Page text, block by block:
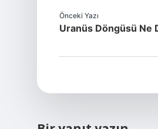
Önceki Yazı
Uranüs Döngüsü Ne